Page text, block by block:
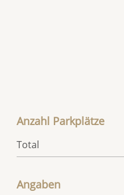
Anzahl Parkplätze
Total
Angaben